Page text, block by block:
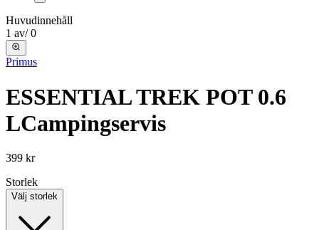
Huvudinnehåll
1 av/ 0
Primus
ESSENTIAL TREK POT 0.6
LCampingservis
399 kr
Storlek
Välj storlek